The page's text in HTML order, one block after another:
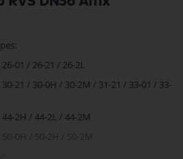
01 / 26-21 / 26-2L
21 / 30-0H / 30-2M / 31-21 / 33-01 / 33-
2H / 44-2L / 44-2M
0H / 50-2H / 50-2M